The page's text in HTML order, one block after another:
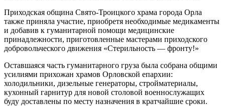
Приходская община Свято-Троицкого храма города Орла
также приняла участие, приобретя необходимые медикаменты
и добавив к гуманитарной помощи медицинские
принадлежности, приготовленные мастерами приходского
добровольческого движения «Стерильность — фронту!»
Оставшаяся часть гуманитарного груза была собрана общими
усилиями прихожан храмов Орловской епархии:
холодильники, дизельные генераторы, стройматериалы,
кухонный гарнитур для новой столовой военнослужащих
буду доставлены по месту назначения в кратчайшие сроки.